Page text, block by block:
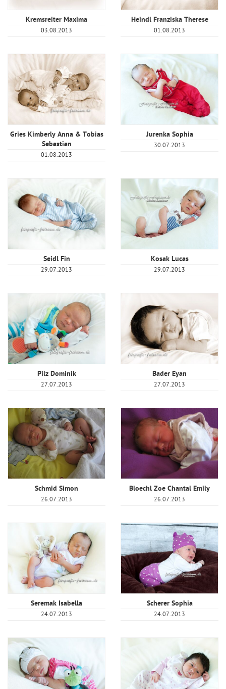
Kremsreiter Maxima
03.08.2013
Heindl Franziska Therese
01.08.2013
Gries Kimberly Anna & Tobias
Sebastian
01.08.2013
Jurenka Sophia
30.07.2013
Seidl Fin
29.07.2013
Kosak Lucas
29.07.2013
Pilz Dominik
27.07.2013
Bader Eyan
27.07.2013
Schmid Simon
26.07.2013
Bloechl Zoe Chantal Emily
26.07.2013
Seremak Isabella
24.07.2013
Scherer Sophia
24.07.2013